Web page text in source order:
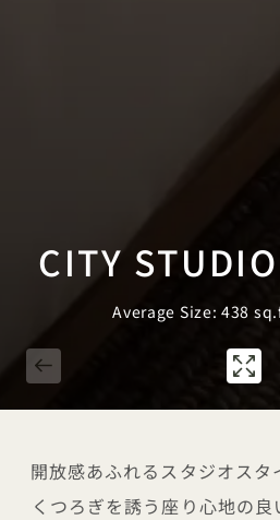
CITY
Average Size: 438
開放感あふれるスタジオスタ
くつろぎを誘う座り心地の